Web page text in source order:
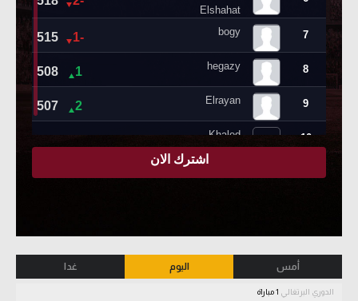
أمس اليوم غدا
الدوري البرتغالي